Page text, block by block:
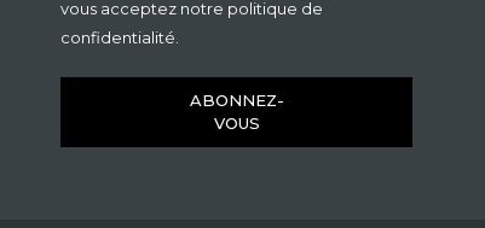
vous acceptez notre politique de
confidentialité.
ABONNEZ-
VOUS